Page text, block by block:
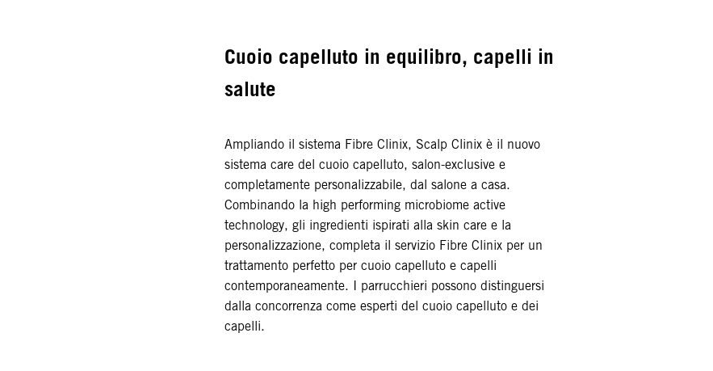
Cuoio capelluto in equilibro, capelli in
salute
Ampliando il sistema Fibre Clinix, Scalp Clinix è il nuovo
sistema care del cuoio capelluto, salon-exclusive e
completamente personalizzabile, dal salone a casa.
Combinando la high performing microbiome active
technology, gli ingredienti ispirati alla skin care e la
personalizzazione, completa il servizio Fibre Clinix per un
trattamento perfetto per cuoio capelluto e capelli
contemporaneamente. I parrucchieri possono distinguersi
dalla concorrenza come esperti del cuoio capelluto e dei
capelli.